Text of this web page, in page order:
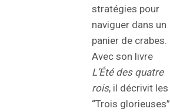
stratégies pour
naviguer dans un
panier de crabes.
Avec son livre
L’Été des quatre
rois, il décrivit les
“Trois glorieuses”